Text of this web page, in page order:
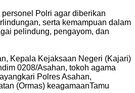
Polri agar diberikan
serta kemampuan dalam
pelindung, pengayom, dan
Kepala Kejaksaan Negeri (Kajari)
0208/Asahan, tokoh agama
Polres Asahan,
(Ormas) keagamaanTamu